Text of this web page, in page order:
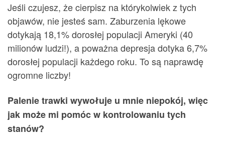
Jeśli czujesz, że cierpisz na którykolwiek z tych
objawów, nie jesteś sam. Zaburzenia lękowe
dotykają 18,1% dorosłej populacji Ameryki (40
milionów ludzi!), a poważna depresja dotyka 6,7%
dorosłej populacji każdego roku. To są naprawdę
ogromne liczby!
Palenie trawki wywołuje u mnie niepokój, więc
jak może mi pomóc w kontrolowaniu tych
stanów?